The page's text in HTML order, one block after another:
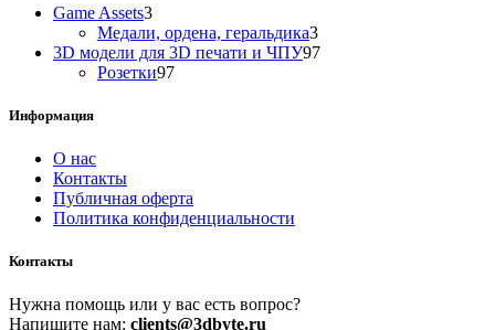
Game Assets33
товара
Медали, ордена, геральдика33
товара
3D модели для 3D печати и ЧПУ9797
Розетки9797
Информация
О нас
Контакты
Публичная оферта
Политика конфиденциальности
Контакты
Нужна помощь или у вас есть вопрос?
Напишите нам: clients@3dbyte.ru